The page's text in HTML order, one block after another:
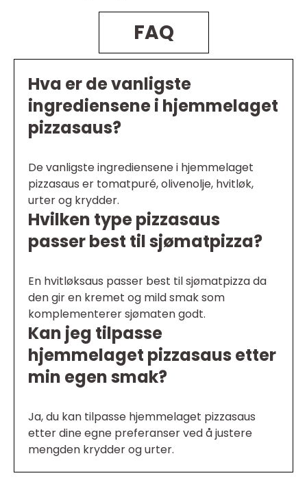
FAQ
Hva er de vanligste
ingrediensene i hjemmelaget
pizzasaus?
De vanligste ingrediensene i hjemmelaget
pizzasaus er tomatpuré, olivenolje, hvitløk,
urter og krydder.
Hvilken type pizzasaus
passer best til sjømatpizza?
En hvitløksaus passer best til sjømatpizza da
den gir en kremet og mild smak som
komplementerer sjømaten godt.
Kan jeg tilpasse
hjemmelaget pizzasaus etter
min egen smak?
Ja, du kan tilpasse hjemmelaget pizzasaus
etter dine egne preferanser ved å justere
mengden krydder og urter.